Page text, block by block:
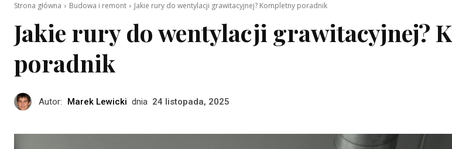
Strona główna Budowa i remont Jakie rury do wentylacji grawitacyjnej? Kompletny poradnik
Jakie rury do wentylacji grawitacyjnej?
poradnik
Autor: Marek Lewicki dnia 24 listopada, 2025